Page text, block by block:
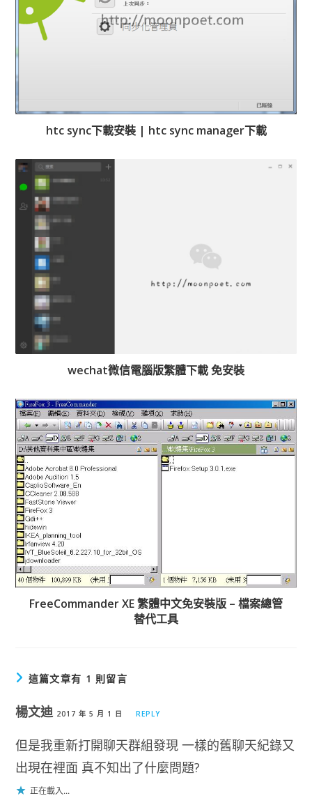
htc sync下載安裝 | htc sync manager下載
wechat微信電腦版繁體下載 免安裝
FreeCommander XE 繁體中文免安裝版 – 檔案總管
替代工具
這篇文章有 1 則留言
楊文迪 2017 年 5 月 1 日 REPLY
但是我重新打開聊天群組發現 一樣的舊聊天紀錄又
出現在裡面 真不知出了什麼問題?
正在載入...